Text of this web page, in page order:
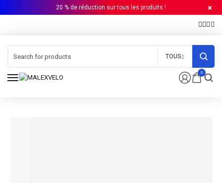
20 % de réduction sur tous les produits !
0
TOUS